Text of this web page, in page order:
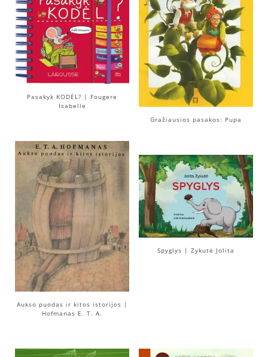
Pasakyk KODĖL? | Fougere
Isabelle
Gražiausios pasakos: Pupa
Aukso puodas ir kitos istorijos |
Hofmanas E. T. A.
Spyglys | Zykutė Jolita